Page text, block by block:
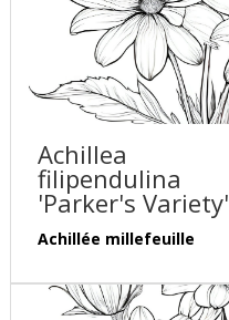
Achillea
filipendulina
'Parker's Variety'
Achillée millefeuille